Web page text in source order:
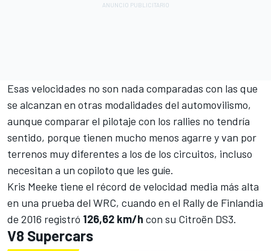
Esas velocidades no son nada comparadas con las que
se alcanzan en otras modalidades del automovilismo,
aunque comparar el pilotaje con los rallies no tendría
sentido, porque tienen mucho menos agarre y van por
terrenos muy diferentes a los de los circuitos, incluso
necesitan a un copiloto que les guíe.
Kris Meeke tiene el récord de velocidad media más alta
en una prueba del WRC, cuando en el Rally de Finlandia
de 2016 registró 126,62 km/h con su Citroën DS3.
V8 Supercars